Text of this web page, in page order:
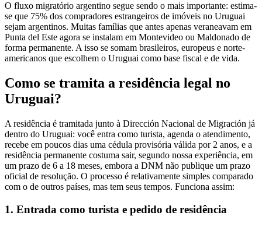
O fluxo migratório argentino segue sendo o mais importante: estima-
se que 75% dos compradores estrangeiros de imóveis no Uruguai
sejam argentinos. Muitas famílias que antes apenas veraneavam em
Punta del Este agora se instalam em Montevideo ou Maldonado de
forma permanente. A isso se somam brasileiros, europeus e norte-
americanos que escolhem o Uruguai como base fiscal e de vida.
Como se tramita a residência legal no
Uruguai?
A residência é tramitada junto à Dirección Nacional de Migración já
dentro do Uruguai: você entra como turista, agenda o atendimento,
recebe em poucos dias uma cédula provisória válida por 2 anos, e a
residência permanente costuma sair, segundo nossa experiência, em
um prazo de 6 a 18 meses, embora a DNM não publique um prazo
oficial de resolução. O processo é relativamente simples comparado
com o de outros países, mas tem seus tempos. Funciona assim:
1. Entrada como turista e pedido de residência